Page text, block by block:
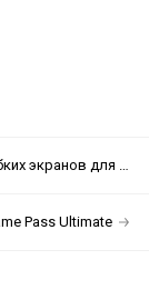
для Apple
Pass Ultimate